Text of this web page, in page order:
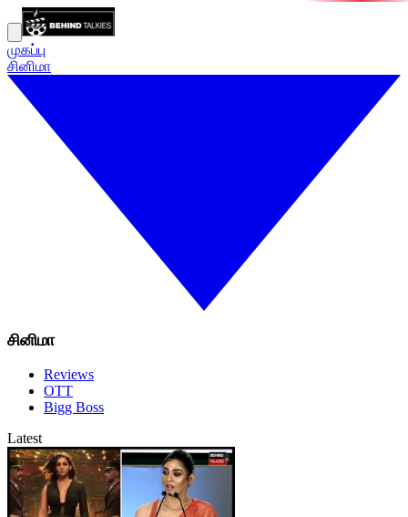
முகப்பு
சினிமா
சினிமா
Reviews
OTT
Bigg Boss
Latest